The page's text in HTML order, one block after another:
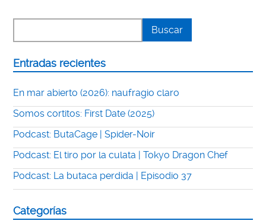
Entradas recientes
En mar abierto (2026): naufragio claro
Somos cortitos: First Date (2025)
Podcast: ButaCage | Spider-Noir
Podcast: El tiro por la culata | Tokyo Dragon Chef
Podcast: La butaca perdida | Episodio 37
Categorías